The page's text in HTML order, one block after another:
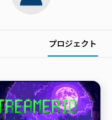
プロジェクト